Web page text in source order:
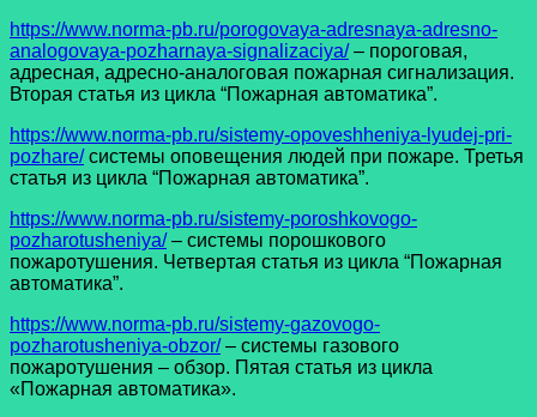
https://www.norma-pb.ru/porogovaya-adresnaya-adresno-
analogovaya-pozharnaya-signalizaciya/– пороговая,
адресная, адресно-аналоговая пожарная сигнализация.
Вторая статья из цикла “Пожарная автоматика”.
https://www.norma-pb.ru/sistemy-opoveshheniya-lyudej-pri-
pozhare/системы оповещения людей при пожаре. Третья
статья из цикла “Пожарная автоматика”.
https://www.norma-pb.ru/sistemy-poroshkovogo-
pozharotusheniya/– системы порошкового
пожаротушения. Четвертая статья из цикла “Пожарная
автоматика”.
https://www.norma-pb.ru/sistemy-gazovogo-
pozharotusheniya-obzor/– системы газового
пожаротушения – обзор. Пятая статья из цикла
«Пожарная автоматика».